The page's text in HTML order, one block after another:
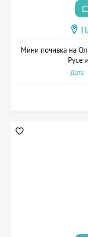
Мини почивка на
Русе
Дата: